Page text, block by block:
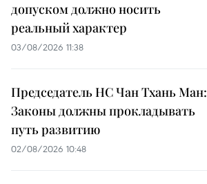
допуском должно носить
реальный характер
03/08/2026 11:38
Председатель НС Чан Тхань Ман:
Законы должны прокладывать
путь развитию
02/08/2026 10:48